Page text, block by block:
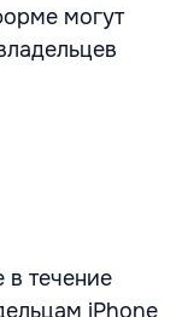
могут
течение
iPhone